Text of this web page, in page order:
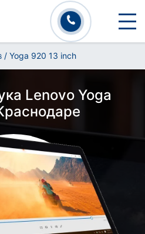
/ Yoga 920 13 inch
Lenovo Yoga